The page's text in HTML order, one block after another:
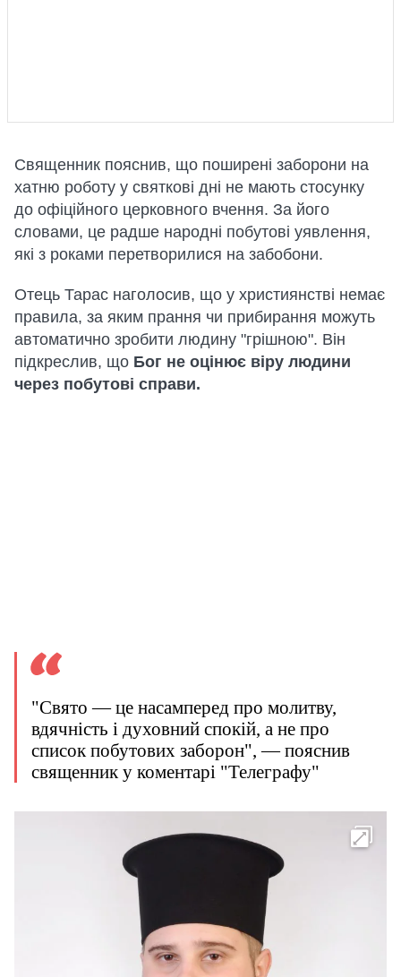
Священник пояснив, що поширені заборони на
хатню роботу у святкові дні не мають стосунку
до офіційного церковного вчення. За його
словами, це радше народні побутові уявлення,
які з роками перетворилися на забобони.
Отець Тарас наголосив, що у християнстві немає
правила, за яким прання чи прибирання можуть
автоматично зробити людину "грішною". Він
підкреслив, що Бог не оцінює віру людини
через побутові справи.
"Свято — це насамперед про молитву,
вдячність і духовний спокій, а не про
список побутових заборон", — пояснив
священник у коментарі "Телеграфу"